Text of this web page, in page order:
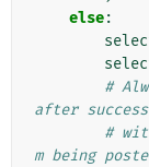
else:
#
after
#
m being